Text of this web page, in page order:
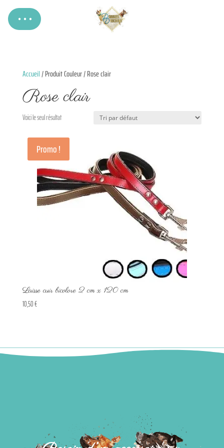
Accueil/ Produit Couleur / Rose clair
Rose clair
Voici le seul résultat
Promo !
Laisse cuir bicolore 2 cm x 120 cm
10,50€